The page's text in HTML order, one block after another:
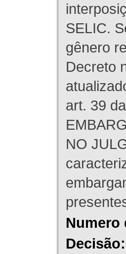
SELIC.
gênero
Decreto
art. 39
NO
Numero
Decisão: